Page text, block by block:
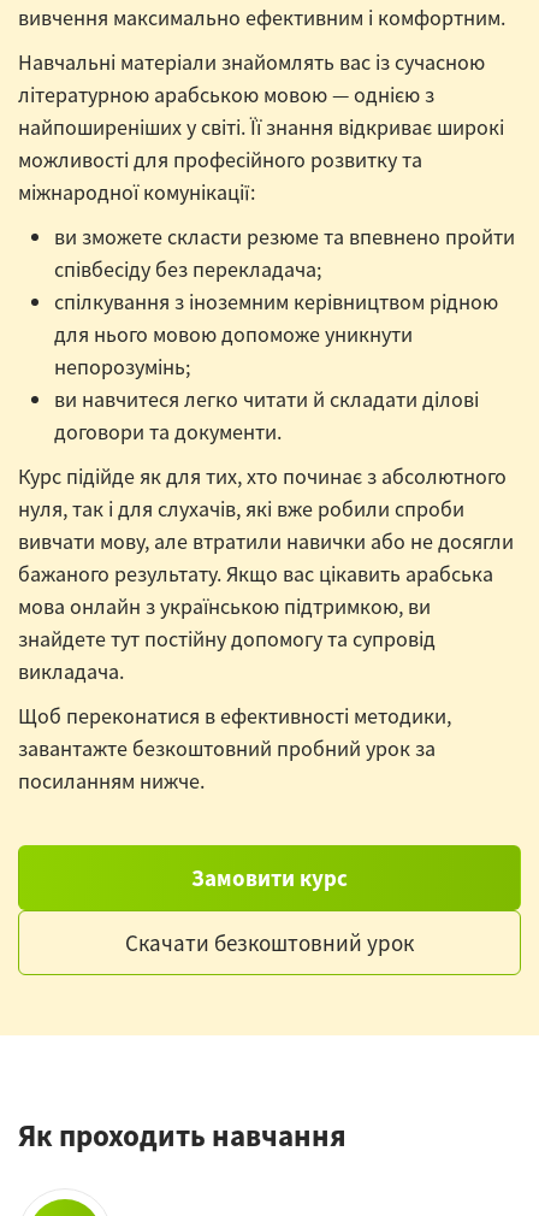
вивчення максимально ефективним і комфортним.
Навчальні матеріали знайомлять вас із сучасною
літературною арабською мовою — однією з
найпоширеніших у світі. Її знання відкриває широкі
можливості для професійного розвитку та
міжнародної комунікації:
ви зможете скласти резюме та впевнено пройти
співбесіду без перекладача;
спілкування з іноземним керівництвом рідною
для нього мовою допоможе уникнути
непорозумінь;
ви навчитеся легко читати й складати ділові
договори та документи.
Курс підійде як для тих, хто починає з абсолютного
нуля, так і для слухачів, які вже робили спроби
вивчати мову, але втратили навички або не досягли
бажаного результату. Якщо вас цікавить арабська
мова онлайн з українською підтримкою, ви
знайдете тут постійну допомогу та супровід
викладача.
Щоб переконатися в ефективності методики,
завантажте безкоштовний пробний урок за
посиланням нижче.
Замовити курс
Скачати безкоштовний урок
Як проходить навчання